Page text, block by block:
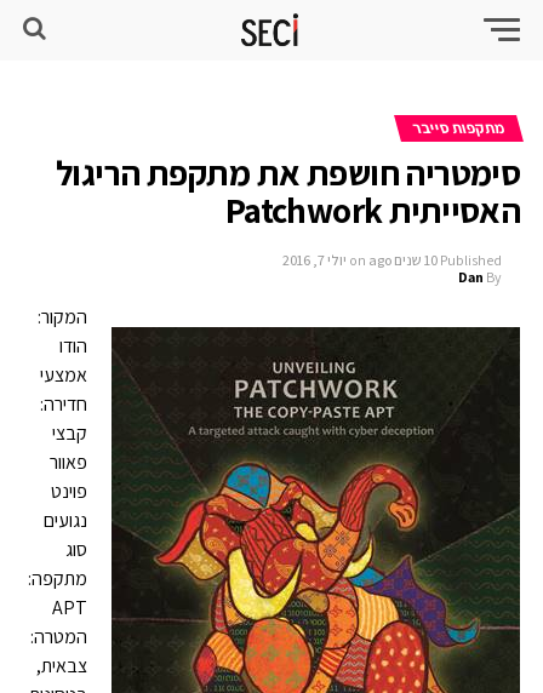
מתקפות סייבר
סימטריה חושפת את מתקפת הריגול
האסייתית Patchwork
Published 10 שנים ago on יולי 7, 2016
By
Dan
המקור:
הודו
אמצעי
חדירה:
קבצי
פאוור
פוינט
נגועים
סוג
מתקפה:
APT
המטרה:
צבאית,